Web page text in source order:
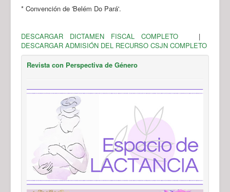
* Convención de 'Belém Do Pará'.
DESCARGAR DICTAMEN FISCAL COMPLETO |
DESCARGAR ADMISIÓN DEL RECURSO CSJN COMPLETO
Revista con Perspectiva de Género